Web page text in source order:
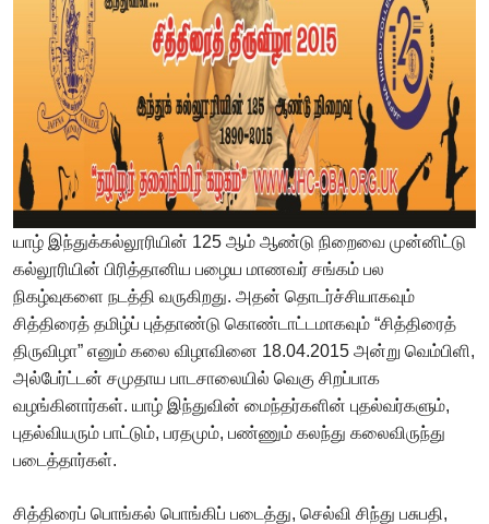
யாழ் இந்துக்கல்லூரியின் 125 ஆம் ஆண்டு நிறைவை முன்னிட்டு
கல்லூரியின் பிரித்தானிய பழைய மாணவர் சங்கம் பல
நிகழ்வுகளை நடத்தி வருகிறது. அதன் தொடர்ச்சியாகவும்
சித்திரைத் தமிழ்ப் புத்தாண்டு கொண்டாட்டமாகவும் “சித்திரைத்
திருவிழா” எனும் கலை விழாவினை 18.04.2015 அன்று வெம்பிளி,
அல்பேர்ட்டன் சமுதாய பாடசாலையில் வெகு சிறப்பாக
வழங்கினார்கள். யாழ் இந்துவின் மைந்தர்களின் புதல்வர்களும்,
புதல்வியரும் பாட்டும், பரதமும், பண்ணும் கலந்து கலைவிருந்து
படைத்தார்கள்.
சித்திரைப் பொங்கல் பொங்கிப் படைத்து, செல்வி சிந்து பசுபதி,